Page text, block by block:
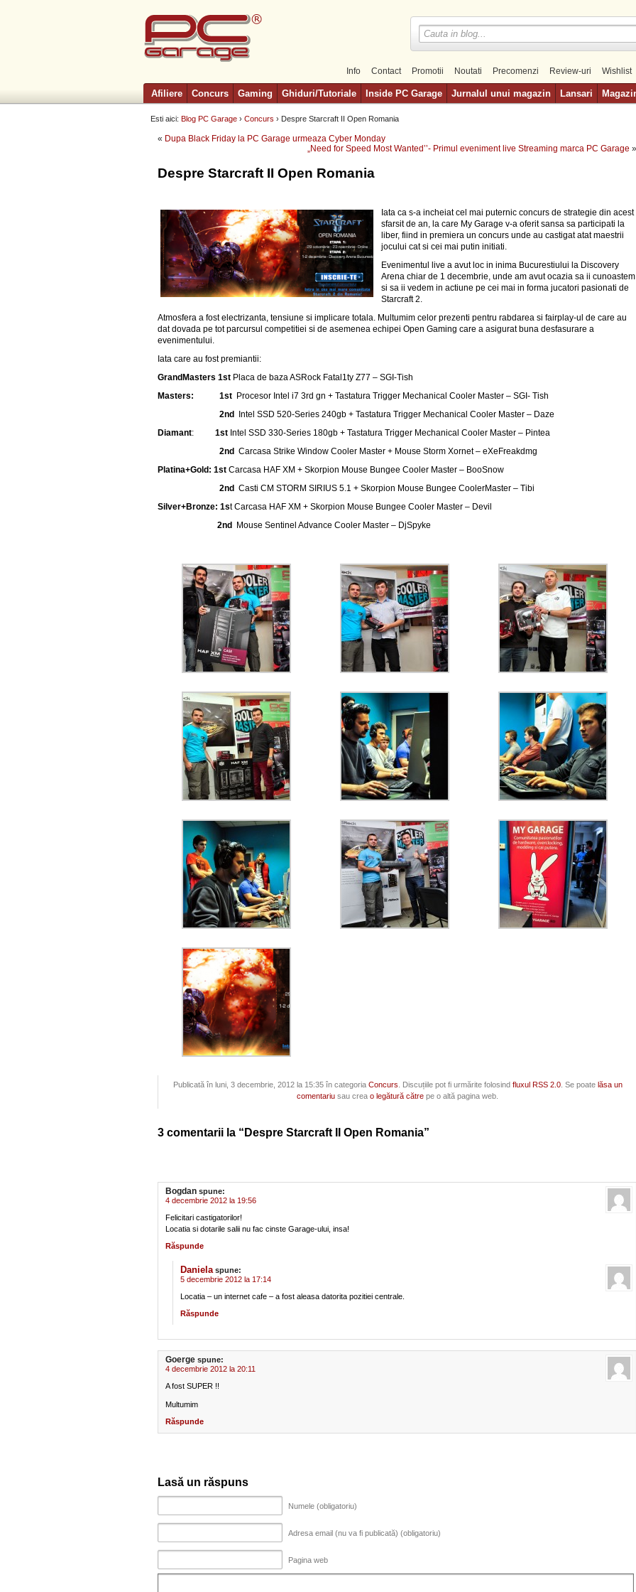
Info Contact Promotii Noutati Precomenzi Review-uri Wishlist
Afiliere Concurs Gaming Ghiduri/Tutoriale Inside PC Garage Jurnalul unui magazin Lansari
Esti aici: Blog PC Garage › Concurs › Despre Starcraft II Open Romania
« Dupa Black Friday la PC Garage urmeaza Cyber Monday
„Need for Speed Most Wanted’’- Primul eveniment live Streaming marca PC Garage »
Despre Starcraft II Open Romania
Iata ca s-a incheiat cel mai puternic concurs de strategie din acest
sfarsit de an, la care My Garage v-a oferit sansa sa participati la
liber, fiind in premiera un concurs unde au castigat atat maestrii
jocului cat si cei mai putin initiati.
Evenimentul live a avut loc in inima Bucurestiului la Discovery
Arena chiar de 1 decembrie, unde am avut ocazia sa ii cunoastem
si sa ii vedem in actiune pe cei mai in forma jucatori pasionati de
Starcraft 2.
Atmosfera a fost electrizanta, tensiune si implicare totala. Multumim celor prezenti pentru rabdarea si fairplay-ul de care au
dat dovada pe tot parcursul competitiei si de asemenea echipei Open Gaming care a asigurat buna desfasurare a
evenimentului.
Iata care au fost premiantii:
GrandMasters 1st Placa de baza ASRock Fatal1ty Z77 – SGI-Tish
Masters:
1st Procesor Intel i7 3rd gn + Tastatura Trigger Mechanical Cooler Master – SGI- Tish
2nd
Intel SSD 520-Series 240gb + Tastatura Trigger Mechanical Cooler Master – Daze
Diamant: 1st Intel SSD 330-Series 180gb + Tastatura Trigger Mechanical Cooler Master – Pintea
2nd Carcasa Strike Window Cooler Master + Mouse Storm Xornet – eXeFreakdmg
Platina+Gold: 1st Carcasa HAF XM + Skorpion Mouse Bungee Cooler Master – BooSnow
2nd Casti CM STORM SIRIUS 5.1 + Skorpion Mouse Bungee CoolerMaster – Tibi
Silver+Bronze: 1st Carcasa HAF XM + Skorpion Mouse Bungee Cooler Master – Devil
2nd
Mouse Sentinel Advance Cooler Master – DjSpyke
Publicată în luni, 3 decembrie, 2012 la 15:35 în categoria Concurs . Discuțiile pot fi urmărite folosind fluxul RSS 2.0. Se poate lăsa un
comentariu sau crea o legătură către pe o altă pagina web.
3 comentarii la “Despre Starcraft II Open Romania”
Bogdan spune:
4 decembrie 2012 la 19:56
Felicitari castigatorilor!
Locatia si dotarile salii nu fac cinste Garage-ului, insa!
Răspunde
Daniela spune:
5 decembrie 2012 la 17:14
Locatia – un internet cafe – a fost aleasa datorita pozitiei centrale.
Răspunde
Goerge spune:
4 decembrie 2012 la 20:11
A fost SUPER !!
Multumim
Răspunde
Lasă un răspuns
Numele (obligatoriu)
Adresa email (nu va fi publicată) (obligatoriu)
Pagina web